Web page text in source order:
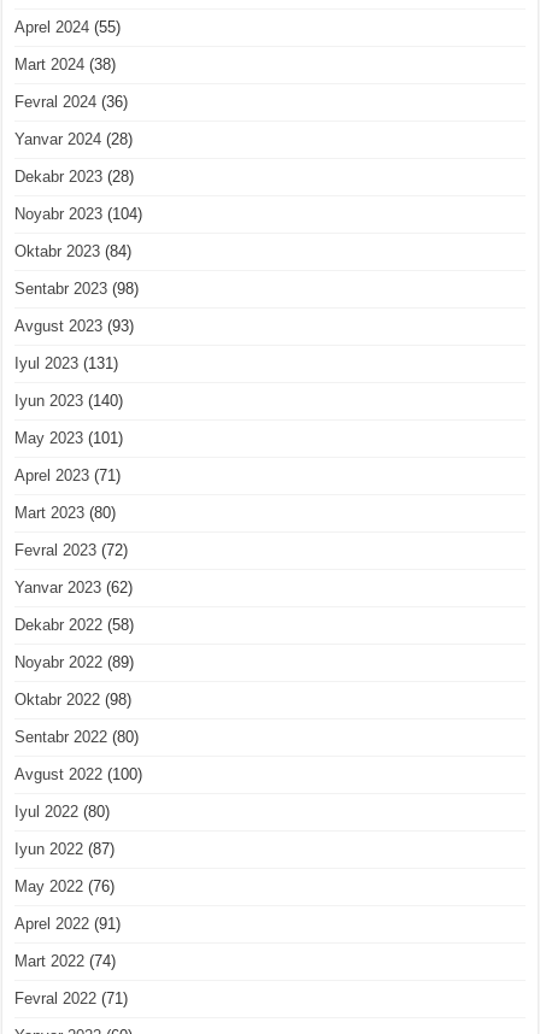
Aprel 2024 (55)
Mart 2024 (38)
Fevral 2024 (36)
Yanvar 2024 (28)
Dekabr 2023 (28)
Noyabr 2023 (104)
Oktabr 2023 (84)
Sentabr 2023 (98)
Avgust 2023 (93)
Iyul 2023 (131)
Iyun 2023 (140)
May 2023 (101)
Aprel 2023 (71)
Mart 2023 (80)
Fevral 2023 (72)
Yanvar 2023 (62)
Dekabr 2022 (58)
Noyabr 2022 (89)
Oktabr 2022 (98)
Sentabr 2022 (80)
Avgust 2022 (100)
Iyul 2022 (80)
Iyun 2022 (87)
May 2022 (76)
Aprel 2022 (91)
Mart 2022 (74)
Fevral 2022 (71)